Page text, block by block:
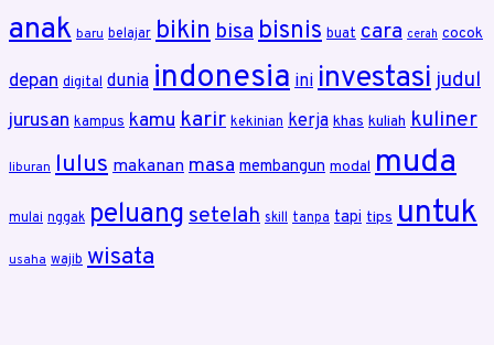
anak baru belajar bikinbisabisnis buat cara cerah cocok
depan digital dunia indonesia ini investasi judul
jurusan kampus kamukarir kekinian kerja khas kuliah kuliner
liburan lulus makanan masa membangun modal muda
mulai nggak peluang setelah skill tanpa tapi tips untuk
usaha wajib wisata